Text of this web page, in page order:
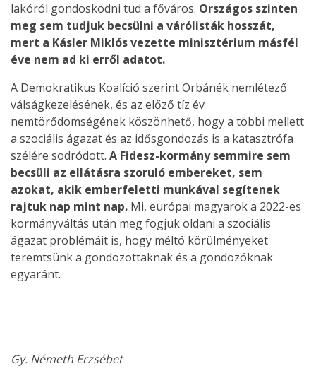
lakóról gondoskodni tud a főváros. Országos szinten
meg sem tudjuk becsülni a várólisták hosszát,
mert a Kásler Miklós vezette minisztérium másfél
éve nem ad ki erről adatot.
A Demokratikus Koalíció szerint Orbánék nemlétező
válságkezelésének, és az előző tíz év
nemtörődömségének köszönhető, hogy a többi mellett
a szociális ágazat és az idősgondozás is a katasztrófa
szélére sodródott. A Fidesz-kormány semmire sem
becsüli az ellátásra szoruló embereket, sem
azokat, akik emberfeletti munkával segítenek
rajtuk nap mint nap. Mi, európai magyarok a 2022-es
kormányváltás után meg fogjuk oldani a szociális
ágazat problémáit is, hogy méltó körülményeket
teremtsünk a gondozottaknak és a gondozóknak
egyaránt.
Gy. Németh Erzsébet